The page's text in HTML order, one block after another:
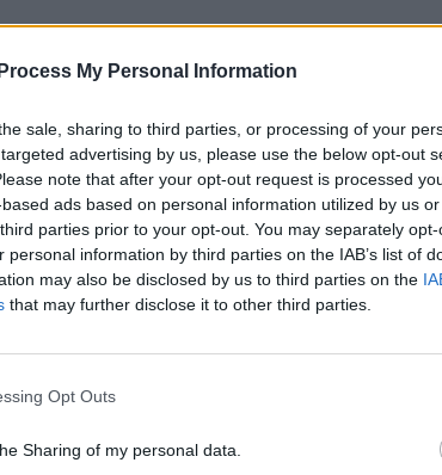
My Personal Information
sale, sharing to third parties, or processing of your
advertising by us, please use the below opt-out
note that after your opt-out request is processed
ads based on personal information utilized by us
parties prior to your opt-out. You may separately
information by third parties on the IAB’s list of
may also be disclosed by us to third parties on the
that may further disclose it to other third parties.
Opt Outs
Sharing of my personal data.
Πέρεζ
μετά
αμφισβητείται, ακόμα και από